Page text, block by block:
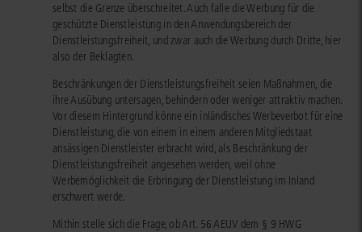
selbst die Grenze überschreitet. Auch falle die Werbung für die
geschützte Dienstleistung in den Anwendungsbereich der
Dienstleistungsfreiheit, und zwar auch die Werbung durch Dritte, hier
also der Beklagten.
Beschränkungen der Dienstleistungsfreiheit seien Maßnahmen, die
ihre Ausübung untersagen, behindern oder weniger attraktiv machen.
Vor diesem Hintergrund könne ein inländisches Werbeverbot für eine
Dienstleistung, die von einem in einem anderen Mitgliedstaat
ansässigen Dienstleister erbracht wird, als Beschränkung der
Dienstleistungsfreiheit angesehen werden, weil ohne
Werbemöglichkeit die Erbringung der Dienstleistung im Inland
erschwert werde.
Mithin stelle sich die Frage, ob Art. 56 AEUV dem § 9 HWG